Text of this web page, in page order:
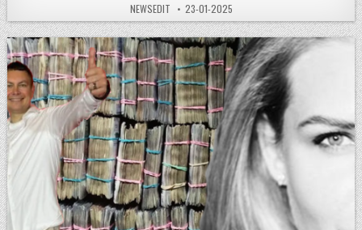
AUTHOR:
NEWSEDIT PUBLISHED DATE:
23-01-2025